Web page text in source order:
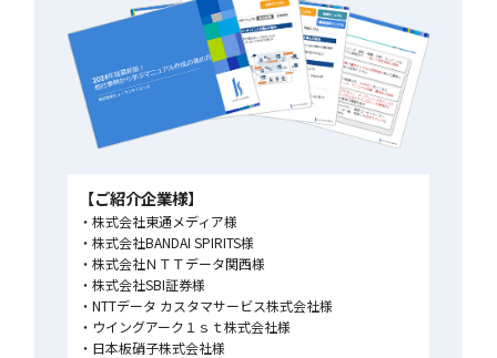
【ご紹介企業様】
株式会社東通メディア様
株式会社BANDAI SPIRITS様
株式会社ＮＴＴデータ関西様
株式会社SBI証券様
NTTデータ カスタマサービス株式会社様
ウイングアーク１ｓｔ株式会社様
日本板硝子株式会社様